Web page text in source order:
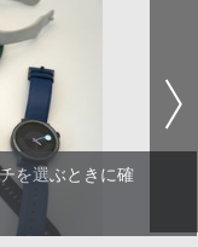
を選ぶときに確